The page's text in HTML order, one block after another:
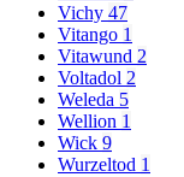
Vichy 47
Vitango 1
Vitawund 2
Voltadol 2
Weleda 5
Wellion 1
Wick 9
Wurzeltod 1